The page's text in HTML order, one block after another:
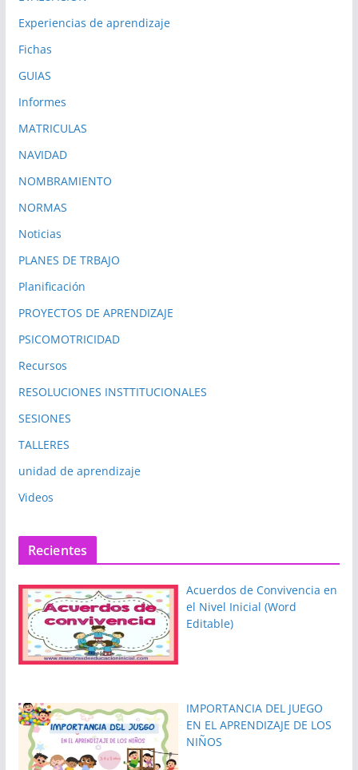
Experiencias de aprendizaje
Fichas
GUIAS
Informes
MATRICULAS
NAVIDAD
NOMBRAMIENTO
NORMAS
Noticias
PLANES DE TRBAJO
Planificación
PROYECTOS DE APRENDIZAJE
PSICOMOTRICIDAD
Recursos
RESOLUCIONES INSTTITUCIONALES
SESIONES
TALLERES
unidad de aprendizaje
Videos
Recientes
Acuerdos de Convivencia en
el Nivel Inicial (Word
Editable)
IMPORTANCIA DEL JUEGO
EN EL APRENDIZAJE DE LOS
NIÑOS